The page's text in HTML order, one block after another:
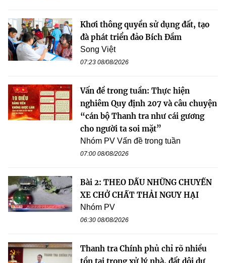
Khơi thông quyền sử dụng đất, tạo
đà phát triển đảo Bích Đầm
Song Việt
07:23 08/08/2026
Vấn đề trong tuần: Thực hiện
nghiêm Quy định 207 và câu chuyện
“cán bộ Thanh tra như cái gương
cho người ta soi mặt”
Nhóm PV Vấn đề trong tuần
07:00 08/08/2026
Bài 2: THEO DẤU NHỮNG CHUYẾN
XE CHỞ CHẤT THẢI NGUY HẠI
Nhóm PV
06:30 08/08/2026
Thanh tra Chính phủ chỉ rõ nhiều
tồn tại trong xử lý nhà, đất dôi dư